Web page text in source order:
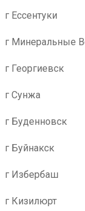
г Ессентуки
г Минеральные
г Георгиевск
г Сунжа
г Буденновск
г Буйнакск
г Избербаш
г Кизилюрт